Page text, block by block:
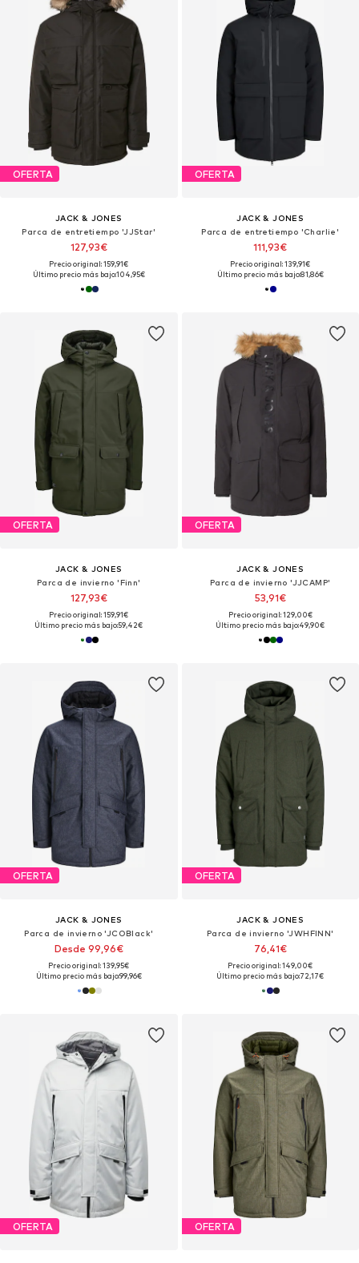
OFERTA
JACK & JONES
Parca de entretiempo 'JJStar'
127,93€
Precio original: 159,91€
Último precio más bajo:104,95€
OFERTA
JACK & JONES
Parca de entretiempo 'Charlie'
111,93€
Precio original: 139,91€
Último precio más bajo:81,86€
OFERTA
JACK & JONES
Parca de invierno 'Finn'
127,93€
Precio original: 159,91€
Último precio más bajo:59,42€
OFERTA
JACK & JONES
Parca de invierno 'JJCAMP'
53,91€
Precio original: 129,00€
Último precio más bajo:49,90€
OFERTA
JACK & JONES
Parca de invierno 'JCOBlack'
Desde 99,96€
Precio original: 139,95€
Último precio más bajo:99,96€
OFERTA
JACK & JONES
Parca de invierno 'JWHFINN'
76,41€
Precio original: 149,00€
Último precio más bajo:72,17€
OFERTA OFERTA